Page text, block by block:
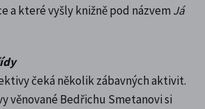
a které vyšly knižně pod názvem Já
čeká několik zábavných aktivit.
věnované Bedřichu Smetanovi si